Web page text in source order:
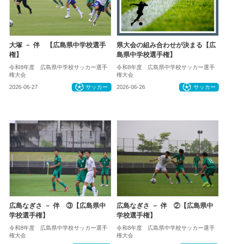
大塚 － 伴 【広島県中学校選手
権】
令和8年度 広島県中学校サッカー選手
権大会
2026-06-27 サッカー
県大会の組み合わせが決まる【広
島県中学校選手権】
令和8年度 広島県中学校サッカー選手
権大会
2026-06-26 サッカー
広島なぎさ － 伴 ③【広島県中
学校選手権】
令和8年度 広島県中学校サッカー選手
権大会
広島なぎさ － 伴 ②【広島県中
学校選手権】
令和8年度 広島県中学校サッカー選手
権大会